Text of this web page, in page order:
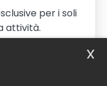
x
per i soli
attività.